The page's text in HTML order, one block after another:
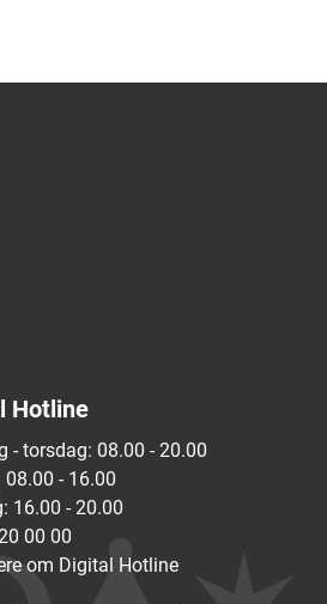
Hotline
- torsdag: 08.00 - 20.00
08.00 - 16.00
16.00 - 20.00
00 00
om Digital Hotline